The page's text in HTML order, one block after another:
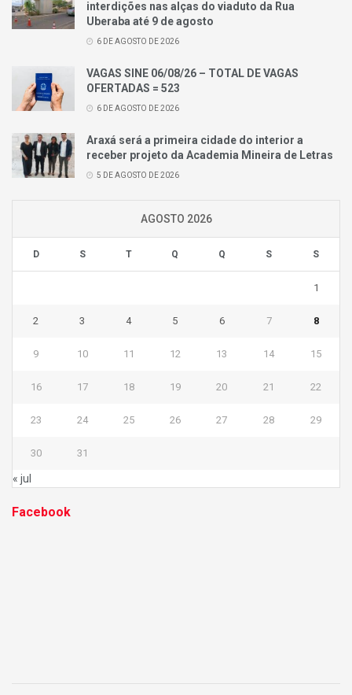
interdições nas alças do viaduto da Rua
Uberaba até 9 de agosto
6 DE AGOSTO DE 2026
VAGAS SINE 06/08/26 – TOTAL DE VAGAS
OFERTADAS = 523
6 DE AGOSTO DE 2026
Araxá será a primeira cidade do interior a
receber projeto da Academia Mineira de Letras
5 DE AGOSTO DE 2026
AGOSTO 2026
D S T Q Q S S
1
2 3 4 5 6 7 8
9 10 11 12 13 14 15
16 17 18 19 20 21 22
23 24 25 26 27 28 29
30 31
« jul
Facebook